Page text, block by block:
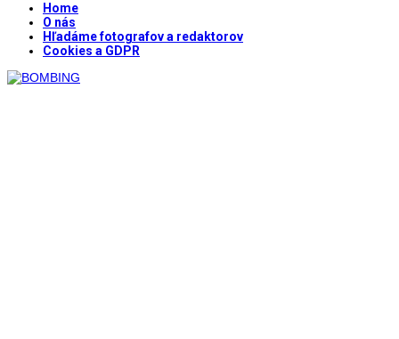
Home
O nás
Hľadáme fotografov a redaktorov
Cookies a GDPR